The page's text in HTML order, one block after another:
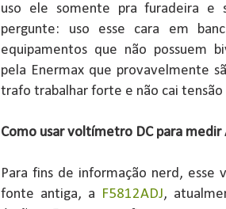
uso ele somente pra furadeira e
pergunte: uso esse cara em
equipamentos que não possuem
pela Enermax que provavelmente
trafo trabalhar forte e não cai tensão
Como usar voltímetro DC para medir
Para fins de informação nerd,
fonte antiga, a F5812ADJ,